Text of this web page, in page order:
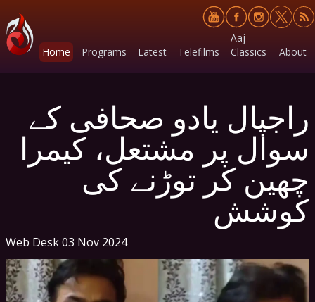
Home Programs Latest Telefilms
Aaj
Classics
About
راجپال یادو صحافی کے
سوال پر مشتعل، کیمرا
چھین کر توڑنے کی
کوشش
Web Desk03 Nov 2024